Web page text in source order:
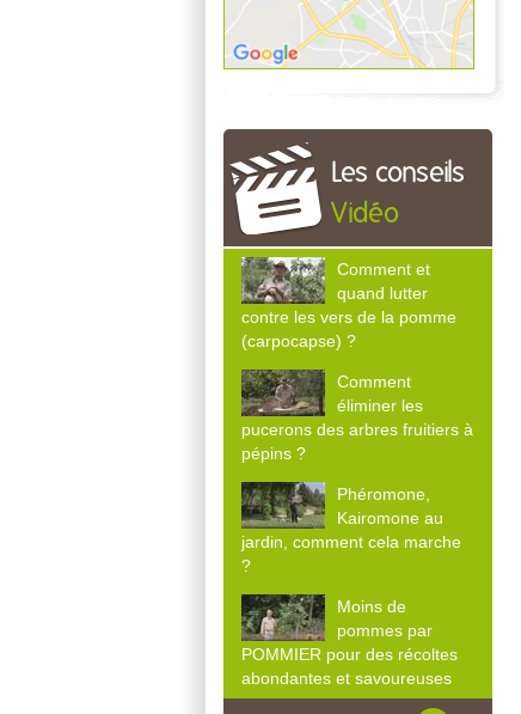
Les conseils
Vidéo
Comment et
quand lutter
contre les vers de la pomme
(carpocapse) ?
Comment
éliminer les
pucerons des arbres fruitiers à
pépins ?
Phéromone,
Kairomone au
jardin, comment cela marche
?
Moins de
pommes par
POMMIER pour des récoltes
abondantes et savoureuses